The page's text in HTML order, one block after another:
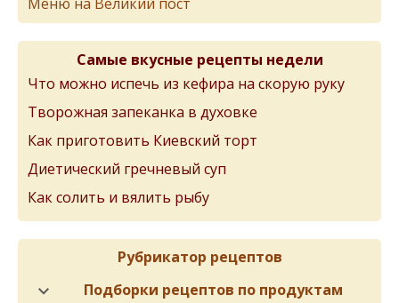
Самые вкусные рецепты недели
Что можно испечь из кефира на скорую руку
Творожная запеканка в духовке
Как приготовить Киевский торт
Диетический гречневый суп
Как солить и вялить рыбу
Рубрикатор рецептов
Подборки рецептов по продуктам